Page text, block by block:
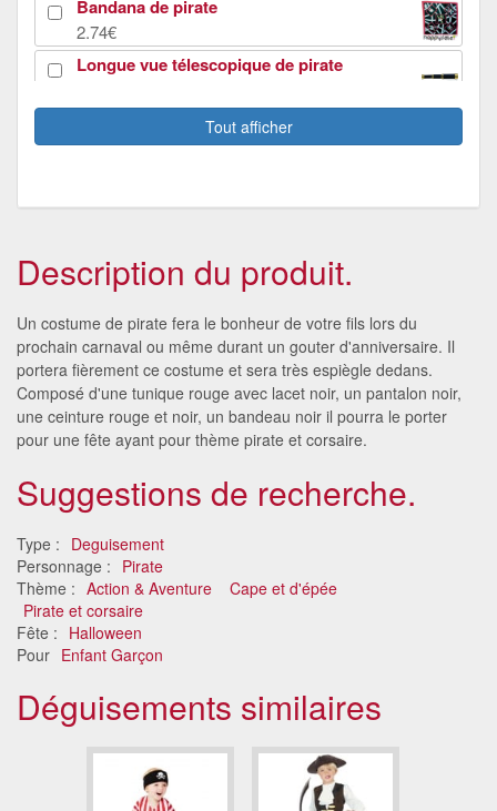
Bandana de pirate
2.74€
Longue vue télescopique de pirate
Set complet de pirate.
8.29€
1.56€
Tout afficher
Description du produit.
Un costume de pirate fera le bonheur de votre fils lors du
prochain carnaval ou même durant un gouter d'anniversaire. Il
portera fièrement ce costume et sera très espiègle dedans.
Composé d'une tunique rouge avec lacet noir, un pantalon noir,
une ceinture rouge et noir, un bandeau noir il pourra le porter
pour une fête ayant pour thème pirate et corsaire.
Suggestions de recherche.
Type : Deguisement
Personnage : Pirate
Thème : Action & Aventure
Cape et d'épée
Pirate et corsaire
Fête : Halloween
Pour Enfant Garçon
Déguisements similaires